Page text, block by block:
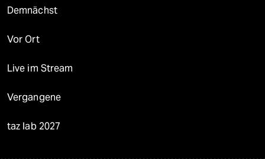
Demnächst
Vor Ort
Live im Stream
Vergangene
taz lab 2027